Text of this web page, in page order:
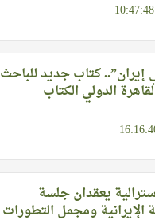
إيران”.. كتاب جديد للباحث
الدولي الكتاب
يعقدان جلسة
ومجمل التطورات